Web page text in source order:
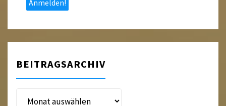
BEITRAGSARCHIV
Beitragsarchiv